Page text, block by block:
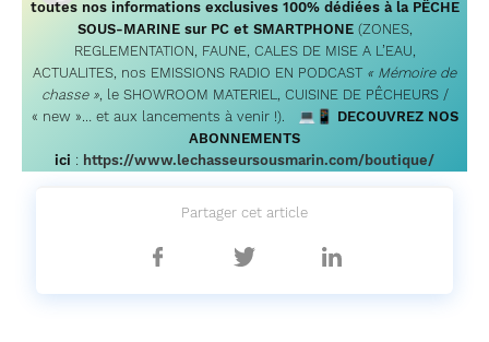
toutes nos informations exclusives 100% dédiées à la PÊCHE
SOUS-MARINE sur PC et SMARTPHONE (ZONES,
REGLEMENTATION, FAUNE, CALES DE MISE A L’EAU,
ACTUALITES, nos EMISSIONS RADIO EN PODCAST « Mémoire de
chasse », le SHOWROOM MATERIEL, CUISINE DE PÊCHEURS /
« new »… et aux lancements à venir !). 💻📱 DECOUVREZ NOS
ABONNEMENTS
ici : https://www.lechasseursousmarin.com/boutique/
Partager cet article
Partager
Partager
Partager
sur